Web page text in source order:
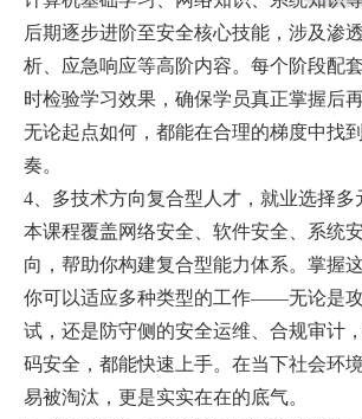
后期逐步进阶至安全核心技能，涉及渗
析、应急响应等高阶内容。每个阶段配
时检验学习效果，确保学员真正掌握后
无论起点如何，都能在合理的梯度中找
奏。
4、多技术方向复合型人才，就业选择多
本课程覆盖网络安全、软件安全、系统
向，帮助你构建复合型能力体系。掌握
你可以适应多种类型的工作——无论是
试，还是防守侧的安全运维、合规审计
码安全，都能快速上手。在当下社会环
易被淘汰，更是实实在在的底气。